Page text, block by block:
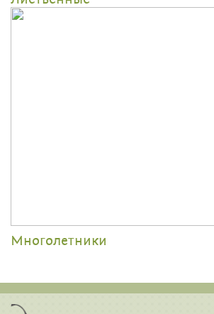
Многолетники